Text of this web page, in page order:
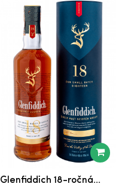
Glenfiddich 18-ročná...